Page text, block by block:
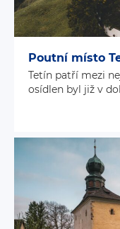
Poutní místo
Tetín patří mezi
osídlen byl již v